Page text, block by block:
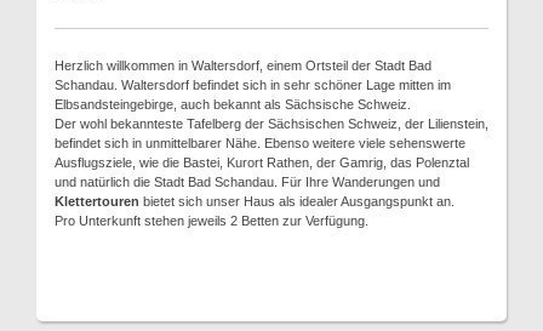
Herzlich willkommen in Waltersdorf, einem Ortsteil der Stadt Bad
Schandau. Waltersdorf befindet sich in sehr schöner Lage mitten im
Elbsandsteingebirge, auch bekannt als Sächsische Schweiz.
Der wohl bekannteste Tafelberg der Sächsischen Schweiz, der Lilienstein,
befindet sich in unmittelbarer Nähe. Ebenso weitere viele sehenswerte
Ausflugsziele, wie die Bastei, Kurort Rathen, der Gamrig, das Polenztal
und natürlich die Stadt Bad Schandau. Für Ihre Wanderungen und
Klettertouren bietet sich unser Haus als idealer Ausgangspunkt an.
Pro Unterkunft stehen jeweils 2 Betten zur Verfügung.